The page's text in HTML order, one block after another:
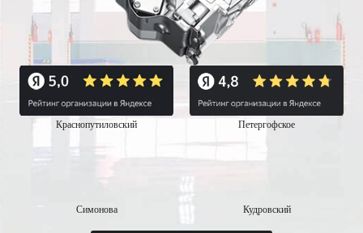
Краснопутиловский Петергофское
Симонова Кудровский